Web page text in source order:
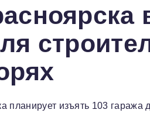
планирует изъять 103 гаража